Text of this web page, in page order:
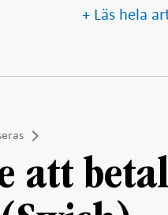
+ Läs hela
att